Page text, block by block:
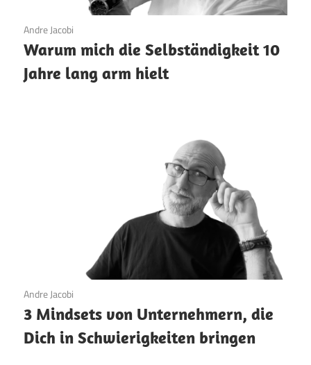
5. März 2026
Andre Jacobi
Warum mich die Selbständigkeit 10
Jahre lang arm hielt
25. Februar 2026
Andre Jacobi
3 Mindsets von Unternehmern, die
Dich in Schwierigkeiten bringen